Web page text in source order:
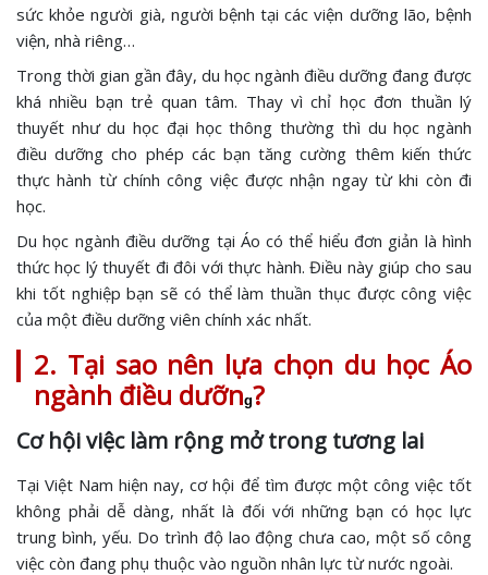
sức khỏe người già, người bệnh tại các viện dưỡng lão, bệnh
viện, nhà riêng…
Trong thời gian gần đây, du học ngành điều dưỡng đang được
khá nhiều bạn trẻ quan tâm. Thay vì chỉ học đơn thuần lý
thuyết như du học đại học thông thường thì du học ngành
điều dưỡng cho phép các bạn tăng cường thêm kiến thức
thực hành từ chính công việc được nhận ngay từ khi còn đi
học.
Du học ngành điều dưỡng tại Áo có thể hiểu đơn giản là hình
thức học lý thuyết đi đôi với thực hành. Điều này giúp cho sau
khi tốt nghiệp bạn sẽ có thể làm thuần thục được công việc
của một điều dưỡng viên chính xác nhất.
2. Tại sao nên lựa chọn du học Áo
ngành điều dưỡng?
Cơ hội việc làm rộng mở trong tương lai
Tại Việt Nam hiện nay, cơ hội để tìm được một công việc tốt
không phải dễ dàng, nhất là đối với những bạn có học lực
trung bình, yếu. Do trình độ lao động chưa cao, một số công
việc còn đang phụ thuộc vào nguồn nhân lực từ nước ngoài.